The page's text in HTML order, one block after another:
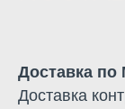
Доставка по
Доставка